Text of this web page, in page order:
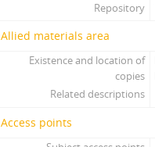
Repository
Allied materials area
Existence and location of
copies
Related descriptions
Access points